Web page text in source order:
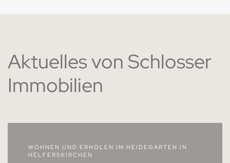
Aktuelles von Schlosser
Immobilien
WOHNEN UND ERHOLEN IM HEIDEGARTEN IN
HELFERSKIRCHEN